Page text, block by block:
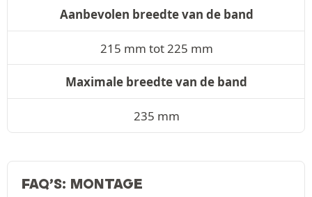
Aanbevolen breedte van de band
215 mm tot 225 mm
Maximale breedte van de band
235 mm
FAQ’S: MONTAGE